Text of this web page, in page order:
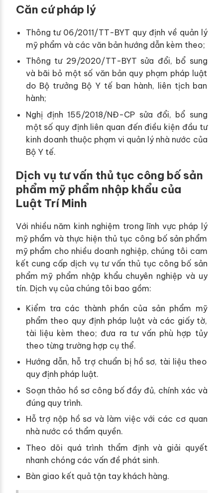
Căn cứ pháp lý
Thông tư 06/2011/TT-BYT quy định về quản lý
mỹ phẩm và các văn bản hướng dẫn kèm theo;
Thông tư 29/2020/TT-BYT sửa đổi, bổ sung
và bãi bỏ một số văn bản quy phạm pháp luật
do Bộ trưởng Bộ Y tế ban hành, liên tịch ban
hành;
Nghị định 155/2018/NĐ-CP sửa đổi, bổ sung
một số quy định liên quan đến điều kiện đầu tư
kinh doanh thuộc phạm vi quản lý nhà nước của
Bộ Y tế.
Dịch vụ tư vấn thủ tục công bố sản
phẩm mỹ phẩm nhập khẩu của
Luật Trí Minh
Với nhiều năm kinh nghiệm trong lĩnh vực pháp lý
mỹ phẩm và thực hiện thủ tục công bố sản phẩm
mỹ phẩm cho nhiều doanh nghiệp, chúng tôi cam
kết cung cấp dịch vụ tư vấn thủ tục công bố sản
phẩm mỹ phẩm nhập khẩu chuyên nghiệp và uy
tín. Dịch vụ của chúng tôi bao gồm:
Kiểm tra các thành phần của sản phẩm mỹ
phẩm theo quy định pháp luật và các giấy tờ,
tài liệu kèm theo; đưa ra tư vấn phù hợp tủy
theo từng trường hợp cụ thể.
Hướng dẫn, hỗ trợ chuẩn bị hồ sơ, tài liệu theo
quy định pháp luật.
Soạn thảo hồ sơ công bố đầy đủ, chính xác và
đúng quy trình.
Hỗ trợ nộp hồ sơ và làm việc với các cơ quan
nhà nước có thẩm quyền.
Theo dõi quá trình thẩm định và giải quyết
nhanh chóng các vấn đề phát sinh.
Bàn giao kết quả tận tay khách hàng.